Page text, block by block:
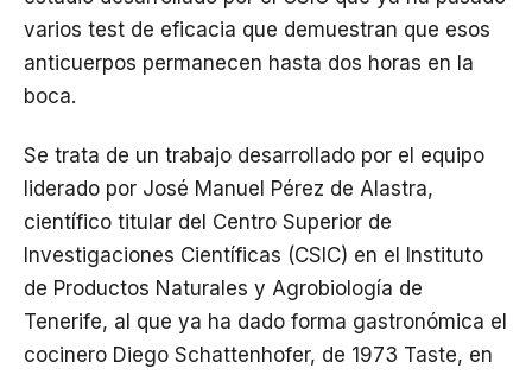
varios test de eficacia que demuestran que esos
anticuerpos permanecen hasta dos horas en la
boca.
Se trata de un trabajo desarrollado por el equipo
liderado por José Manuel Pérez de Alastra,
científico titular del Centro Superior de
Investigaciones Científicas (CSIC) en el Instituto
de Productos Naturales y Agrobiología de
Tenerife, al que ya ha dado forma gastronómica el
cocinero Diego Schattenhofer, de 1973 Taste, en